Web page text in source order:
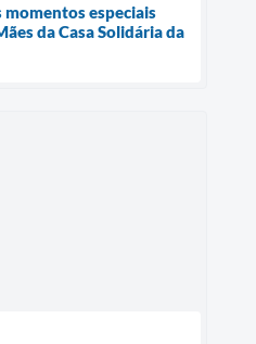
especiais
da Casa Solidária da